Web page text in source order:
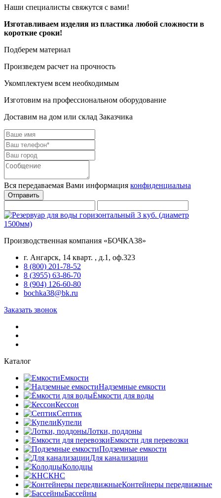
Наши специалисты свяжутся с вами!
Изготавливаем изделия из пластика любой сложности в
короткие сроки!
Подберем материал
Произведем расчет на прочность
Укомплектуем всем необходимым
Изготовим на профессиональном оборудование
Доставим на дом или склад Заказчика
Вся передаваемая Вами информация конфиденциальна
Отправить
Производственная компания «БОЧКА38»
г. Ангарск, 14 кварт. , д.1, оф.323
8 (800) 201-78-52
8 (3955) 63-86-70
8 (904) 126-60-80
bochka38@bk.ru
Заказать звонок
Каталог
Емкости
Надземные емкости
Ёмкости для воды
Кессон
Септик
Купели
Лотки, поддоны
Емкости для перевозки
Подземные емкости
Для канализации
Колодцы
КНС
Контейнеры передвижные
Бассейны